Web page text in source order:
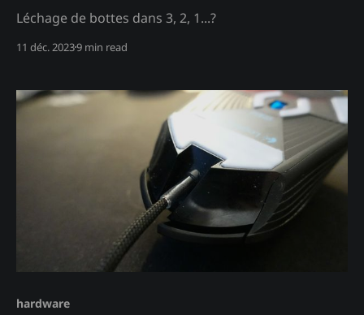
Léchage de bottes dans 3, 2, 1...?
11 déc. 20239 min read
hardware